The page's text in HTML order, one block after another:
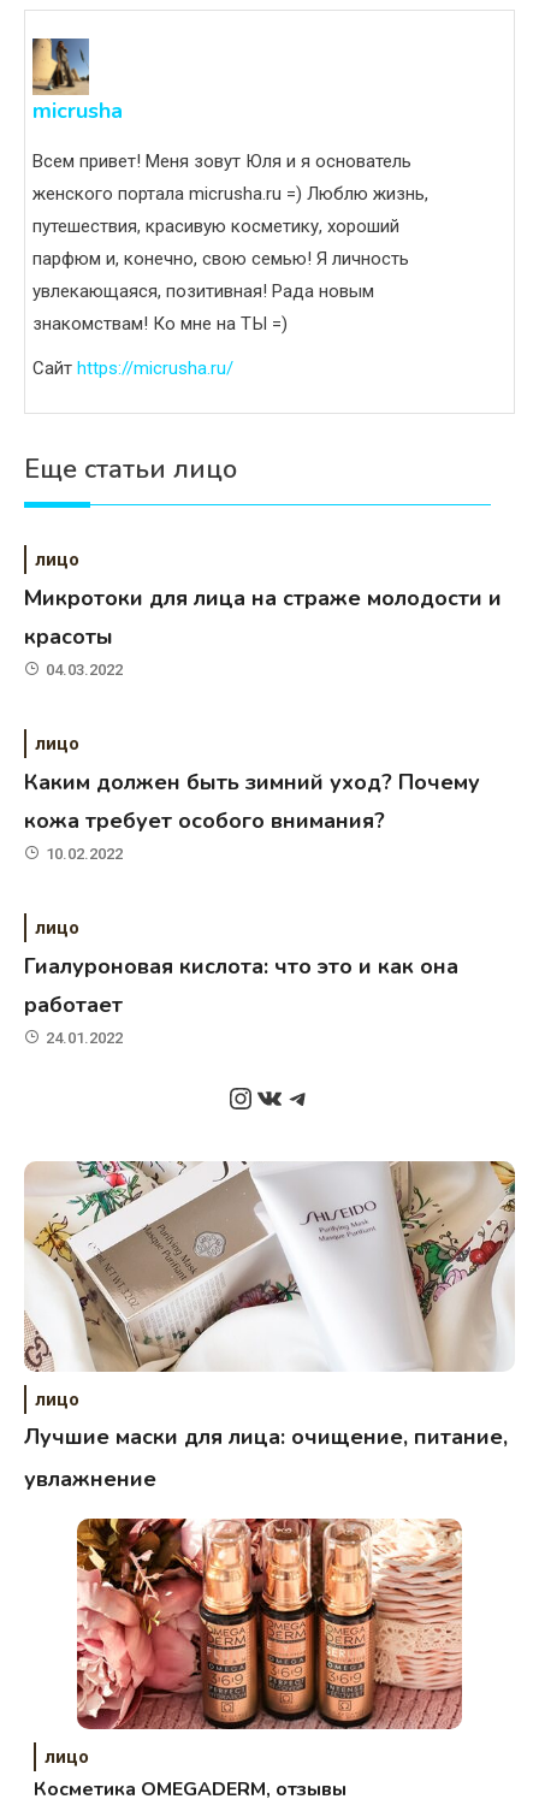
micrusha
Всем привет! Меня зовут Юля и я основатель
женского портала micrusha.ru =) Люблю жизнь,
путешествия, красивую косметику, хороший
парфюм и, конечно, свою семью! Я личность
увлекающаяся, позитивная! Рада новым
знакомствам! Ко мне на ТЫ =)
Сайт https://micrusha.ru/
Еще статьи лицо
лицо
Микротоки для лица на страже молодости и
красоты
04.03.2022
лицо
Каким должен быть зимний уход? Почему
кожа требует особого внимания?
10.02.2022
лицо
Гиалуроновая кислота: что это и как она
работает
24.01.2022
Instagram
ВКонтакте
Telegram
лицо
Лучшие маски для лица: очищение, питание,
увлажнение
лицо
Косметика OMEGADERM, отзывы